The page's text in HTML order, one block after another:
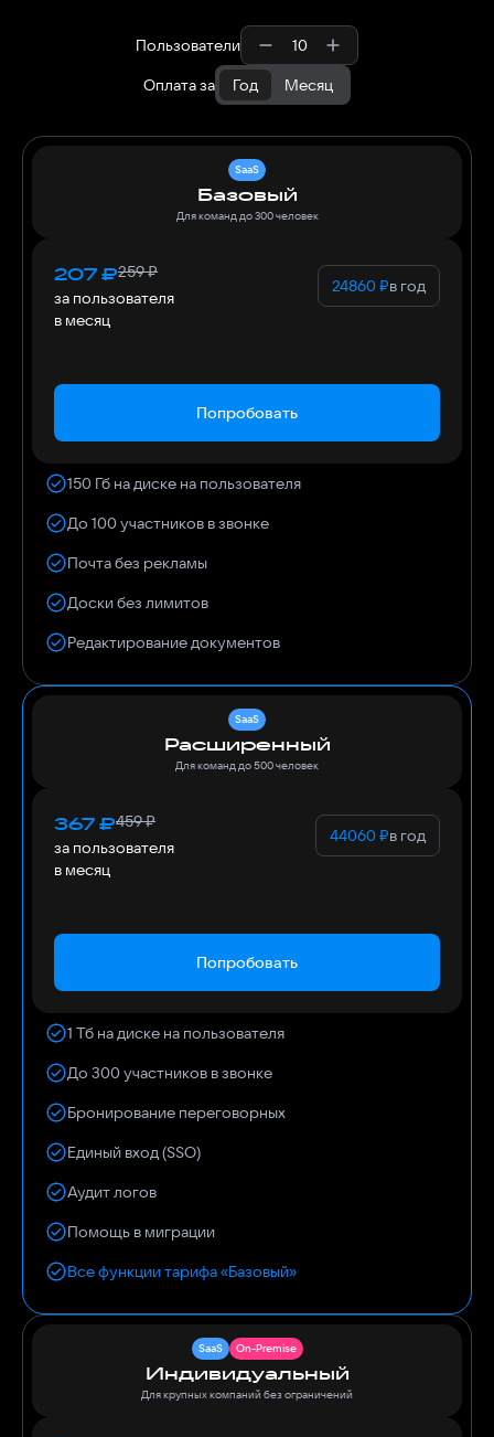
Пользователи
Оплата за
Год Месяц
SaaS
Базовый
Для команд до 300 человек
207 ₽259₽
за пользователя
в месяц
24860₽в год
Попробовать
150 Гб на диске на пользователя
До 100 участников в звонке
Почта без рекламы
Доски без лимитов
Редактирование документов
SaaS
Расширенный
Для команд до 500 человек
367 ₽459₽
за пользователя
в месяц
44060₽в год
Попробовать
1 Тб на диске на пользователя
До 300 участников в звонке
Бронирование переговорных
Единый вход (SSO)
Аудит логов
Помощь в миграции
Все функции тарифа «Базовый»
SaaS On-Premise
Индивидуальный
Для крупных компаний без ограничений